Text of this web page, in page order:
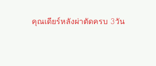
คุณเดียร์หลังผ่าตัดครบ 3วัน